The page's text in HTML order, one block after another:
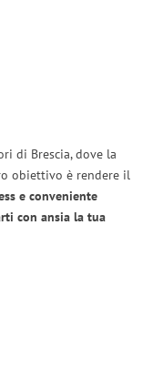
di Brescia, dove la
obiettivo è rendere il
e conveniente
con ansia la tua